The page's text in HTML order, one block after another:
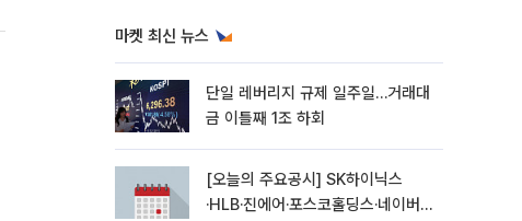
마켓 최신 뉴스
단일 레버리지 규제 일주일…거래대
금 이틀째 1조 하회
[오늘의 주요공시] SK하이닉스
·HLB·진에어·포스코홀딩스·네이버·